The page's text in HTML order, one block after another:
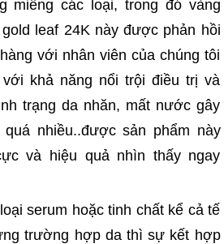
miếng các loại, trong đó vàng
leaf 24K này được phản hồi
với nhân viên của chúng tôi
khả năng nổi trội điều trị và
trạng da nhăn, mất nước gây
nhiều..được sản phẩm này
và hiệu quả nhìn thấy ngay
serum hoặc tinh chất kể cả tế
trường hợp da thì sự kết hợp